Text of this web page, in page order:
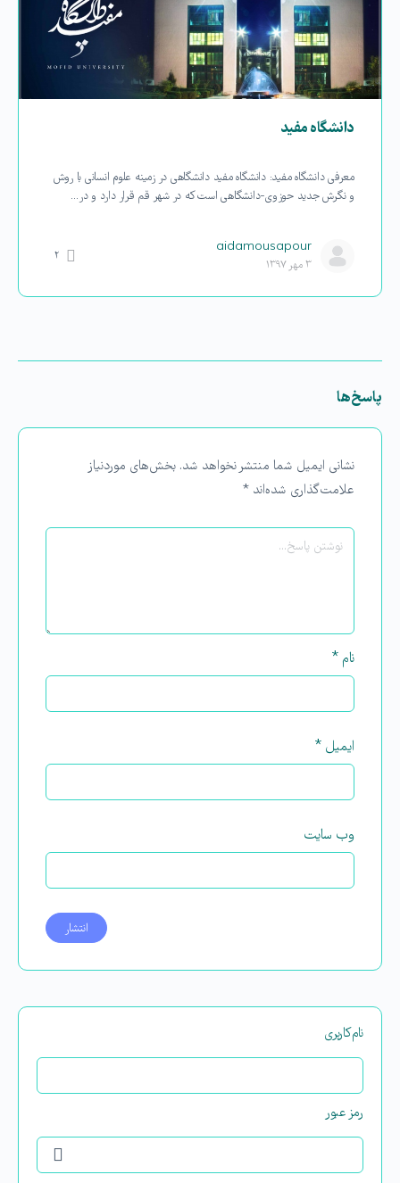
دانشگاه مفید
معرفی دانشگاه مفید: دانشگاه مفید دانشگاهی در زمینه علوم انسانی با روش
و نگرش جدید حوزوی-دانشگاهی است که در شهر قم قرار دارد و در…
aidamousapour
۳ مهر ۱۳۹۷
۲
پاسخ‌ها
نشانی ایمیل شما منتشر نخواهد شد. بخش‌های موردنیاز
علامت‌گذاری شده‌اند *
نام *
ایمیل *
وب‌ سایت
نام‌کاربری
رمز عبور